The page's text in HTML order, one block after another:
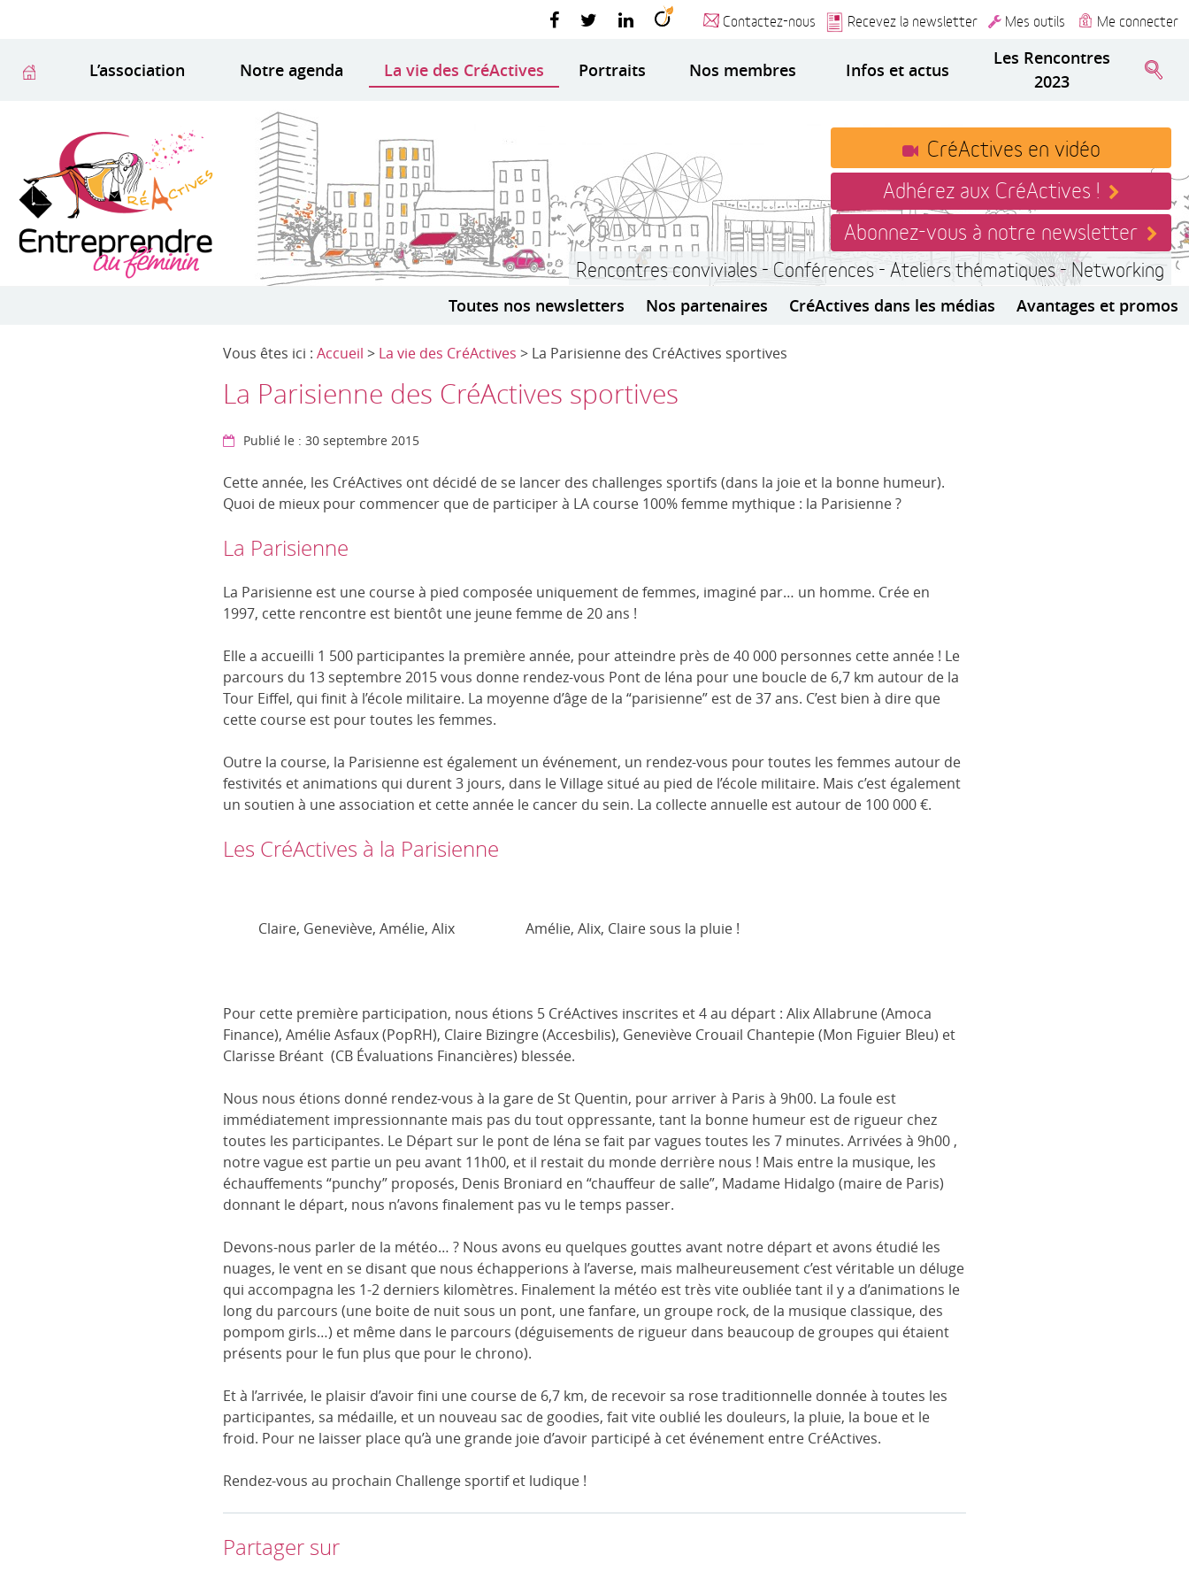
Contactez-nous Recevez la newsletter Mes outils Me connecter
L’association Notre agenda La vie des CréActives Portraits Nos membres Infos et actus
Les Rencontres
2023
CréActives en vidéo
Adhérez aux CréActives !
Abonnez-vous à notre newsletter
Rencontres conviviales - Conférences - Ateliers thématiques - Networking
Toutes nos newsletters Nos partenaires CréActives dans les médias Avantages et promos
Vous êtes ici : Accueil > La vie des CréActives > La Parisienne des CréActives sportives
La Parisienne des CréActives sportives
Publié le : 30 septembre 2015
Cette année, les CréActives ont décidé de se lancer des challenges sportifs (dans la joie et la bonne humeur).
Quoi de mieux pour commencer que de participer à LA course 100% femme mythique : la Parisienne ?
La Parisienne
La Parisienne est une course à pied composée uniquement de femmes, imaginé par… un homme. Crée en
1997, cette rencontre est bientôt une jeune femme de 20 ans !
Elle a accueilli 1 500 participantes la première année, pour atteindre près de 40 000 personnes cette année ! Le
parcours du 13 septembre 2015 vous donne rendez-vous Pont de Iéna pour une boucle de 6,7 km autour de la
Tour Eiffel, qui finit à l’école militaire. La moyenne d’âge de la “parisienne” est de 37 ans. C’est bien à dire que
cette course est pour toutes les femmes.
Outre la course, la Parisienne est également un événement, un rendez-vous pour toutes les femmes autour de
festivités et animations qui durent 3 jours, dans le Village situé au pied de l’école militaire. Mais c’est également
un soutien à une association et cette année le cancer du sein. La collecte annuelle est autour de 100 000 €.
Les CréActives à la Parisienne
Claire, Geneviève, Amélie, Alix Amélie, Alix, Claire sous la pluie !
Pour cette première participation, nous étions 5 CréActives inscrites et 4 au départ : Alix Allabrune (Amoca
Finance), Amélie Asfaux (PopRH), Claire Bizingre (Accesbilis), Geneviève Crouail Chantepie (Mon Figuier Bleu) et
Clarisse Bréant (CB Évaluations Financières) blessée.
Nous nous étions donné rendez-vous à la gare de St Quentin, pour arriver à Paris à 9h00. La foule est
immédiatement impressionnante mais pas du tout oppressante, tant la bonne humeur est de rigueur chez
toutes les participantes. Le Départ sur le pont de Iéna se fait par vagues toutes les 7 minutes. Arrivées à 9h00 ,
notre vague est partie un peu avant 11h00, et il restait du monde derrière nous ! Mais entre la musique, les
échauffements “punchy” proposés, Denis Broniard en “chauffeur de salle”, Madame Hidalgo (maire de Paris)
donnant le départ, nous n’avons finalement pas vu le temps passer.
Devons-nous parler de la météo… ? Nous avons eu quelques gouttes avant notre départ et avons étudié les
nuages, le vent en se disant que nous échapperions à l’averse, mais malheureusement c’est véritable un déluge
qui accompagna les 1-2 derniers kilomètres. Finalement la météo est très vite oubliée tant il y a d’animations le
long du parcours (une boite de nuit sous un pont, une fanfare, un groupe rock, de la musique classique, des
pompom girls…) et même dans le parcours (déguisements de rigueur dans beaucoup de groupes qui étaient
présents pour le fun plus que pour le chrono).
Et à l’arrivée, le plaisir d’avoir fini une course de 6,7 km, de recevoir sa rose traditionnelle donnée à toutes les
participantes, sa médaille, et un nouveau sac de goodies, fait vite oublié les douleurs, la pluie, la boue et le
froid. Pour ne laisser place qu’à une grande joie d’avoir participé à cet événement entre CréActives.
Rendez-vous au prochain Challenge sportif et ludique !
Partager sur